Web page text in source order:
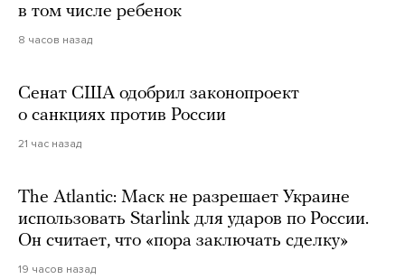
в том числе ребенок
8 часов назад
Сенат США одобрил законопроект
о санкциях против России
21 час назад
The Atlantic: Маск не разрешает Украине
использовать Starlink для ударов по России.
Он считает, что «пора заключать сделку»
19 часов назад